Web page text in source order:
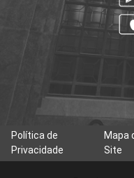
Política de
Privacidade
Mapa
Site